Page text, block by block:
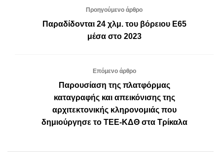
Προηγούμενο άρθρο
Παραδίδονται 24 χλμ. του βόρειου Ε65
μέσα στο 2023
Επόμενο άρθρο
Παρουσίαση της πλατφόρμας
καταγραφής και απεικόνισης της
αρχιτεκτονικής κληρονομιάς που
δημιούργησε το ΤΕΕ-ΚΔΘ στα Τρίκαλα